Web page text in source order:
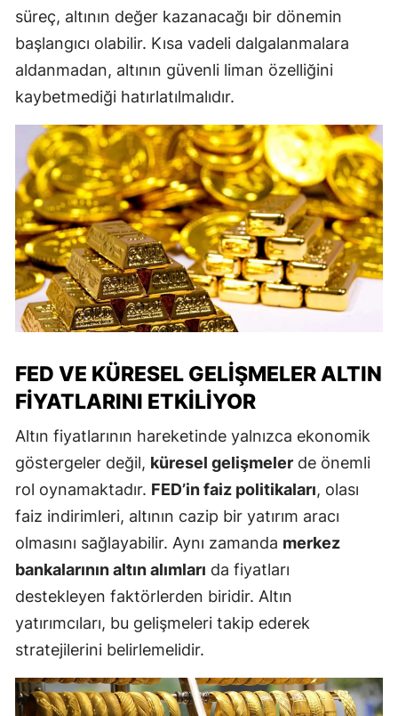
süreç, altının değer kazanacağı bir dönemin
başlangıcı olabilir. Kısa vadeli dalgalanmalara
aldanmadan, altının güvenli liman özelliğini
kaybetmediği hatırlatılmalıdır.
FED VE KÜRESEL GELIŞMELER ALTIN
FIYATLARINI ETKILIYOR
Altın fiyatlarının hareketinde yalnızca ekonomik
göstergeler değil, küresel gelişmeler de önemli
rol oynamaktadır. FED’in faiz politikaları, olası
faiz indirimleri, altının cazip bir yatırım aracı
olmasını sağlayabilir. Aynı zamanda merkez
bankalarının altın alımları da fiyatları
destekleyen faktörlerden biridir. Altın
yatırımcıları, bu gelişmeleri takip ederek
stratejilerini belirlemelidir.